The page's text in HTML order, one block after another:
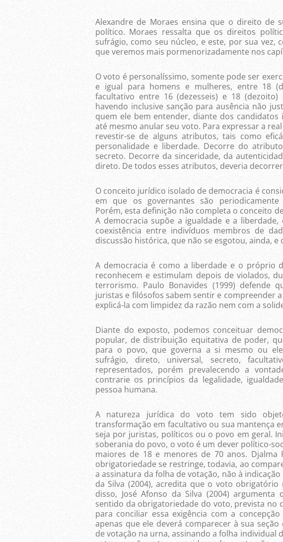
Alexandre de Moraes ensina que o direito de
político. Moraes ressalta que os direitos
sufrágio, como seu núcleo, e este, por sua vez,
que veremos mais pormenorizadamente nos
O voto é personalíssimo, somente pode ser
e igual para homens e mulheres, entre 18
facultativo entre 16 (dezesseis) e 18
havendo inclusive sanção para ausência não
quem ele bem entender, diante dos
até mesmo anular seu voto. Para expressar a
revestir-se de alguns atributos, tais como
personalidade e liberdade. Decorre do
secreto. Decorre da sinceridade, da
direto. De todos esses atributos, deveria
O conceito jurídico isolado de democracia é
em que os governantes são periodicamente
Porém, esta definição não completa o conceito
A democracia supõe a igualdade e a
coexistência entre indivíduos membros de
discussão histórica, que não se esgotou, ainda, e
A democracia é como a liberdade e o próprio
reconhecem e estimulam depois de violados,
terrorismo. Paulo Bonavides (1999) defende
juristas e filósofos sabem sentir e compreender
explicá-la com limpidez da razão nem com a
Diante do exposto, podemos conceituar
popular, de distribuição equitativa de poder,
para o povo, que governa a si mesmo ou
sufrágio, direto, universal, secreto,
representados, porém prevalecendo a
contrarie os princípios da legalidade,
pessoa humana.
A natureza jurídica do voto tem sido
transformação em facultativo ou sua mantença
seja por juristas, políticos ou o povo em geral.
soberania do povo, o voto é um dever político-
maiores de 18 e menores de 70 anos. Djalma
obrigatoriedade se restringe, todavia, ao
a assinatura da folha de votação, não à indicação
da Silva (2004), acredita que o voto
disso, José Afonso da Silva (2004) argumenta
sentido da obrigatoriedade do voto, prevista no
para conciliar essa exigência com a
apenas que ele deverá comparecer à sua
de votação na urna, assinando a folha individual